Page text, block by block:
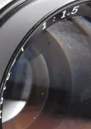
1
月
2
s
u
k
i